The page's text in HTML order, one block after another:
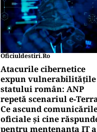
Oficiuldestiri.ro
Atacurile cibernetice
expun vulnerabilitățile
statului român: ANP
repetă scenariul
Ce ascund
oficiale și cine
pentru mentenanța IT a